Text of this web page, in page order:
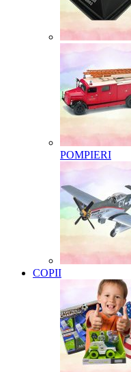
POMPIERI
COPII